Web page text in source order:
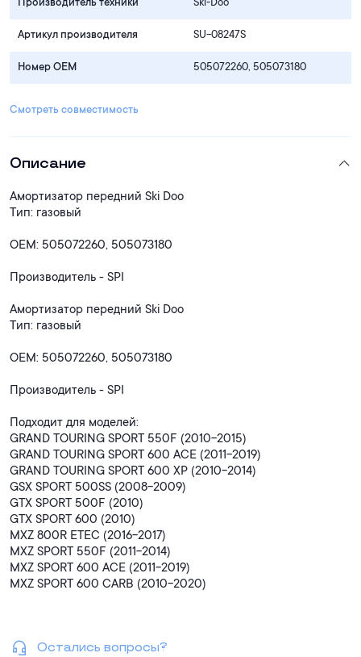
Производитель техники Ski-Doo
Артикул производителя SU-08247S
Номер OEM 505072260, 505073180
Смотреть совместимость
Описание
Амортизатор передний Ski Doo
Тип: газовый
OEM: 505072260, 505073180
Производитель - SPI
Амортизатор передний Ski Doo
Тип: газовый
OEM: 505072260, 505073180
Производитель - SPI
Подходит для моделей:
GRAND TOURING SPORT 550F (2010-2015)
GRAND TOURING SPORT 600 ACE (2011-2019)
GRAND TOURING SPORT 600 XP (2010-2014)
GSX SPORT 500SS (2008-2009)
GTX SPORT 500F (2010)
GTX SPORT 600 (2010)
MXZ 800R ETEC (2016-2017)
MXZ SPORT 550F (2011-2014)
MXZ SPORT 600 ACE (2011-2019)
MXZ SPORT 600 CARB (2010-2020)
RENEGADE 800R ETEC (2016-2017)
Остались вопросы?